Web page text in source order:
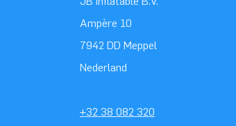
Ampère 10
7942 DD Meppel
Nederland
+32 38 082 320